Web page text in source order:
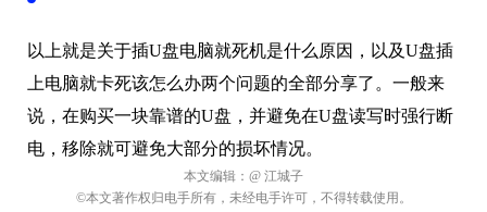
以上就是关于插U盘电脑就死机是什么原因，以及U盘插
上电脑就卡死该怎么办两个问题的全部分享了。一般来
说，在购买一块靠谱的U盘，并避免在U盘读写时强行断
电，移除就可避免大部分的损坏情况。
本文编辑： @ 江城子
©本文著作权归电手所有，未经电手许可，不得转载使用。